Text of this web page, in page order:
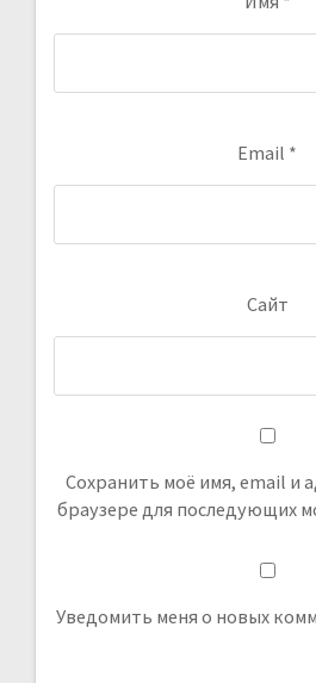
Email *
Сайт
Сохранить моё имя, email и
браузере для последующих
Уведомить меня о новых